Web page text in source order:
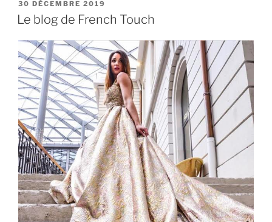
PUBLIÉ
LE
30 DÉCEMBRE 2019
Le blog de French Touch